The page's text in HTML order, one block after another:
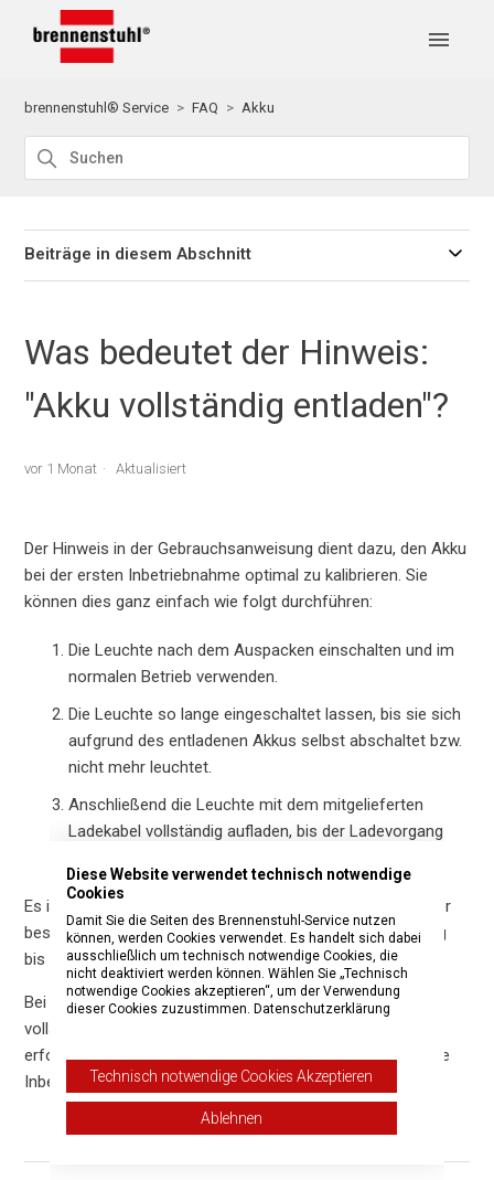
brennenstuhl® Service FAQ Akku
Beiträge in diesem Abschnitt
Was bedeutet der Hinweis:
"Akku vollständig entladen"?
vor 1 Monat Aktualisiert
Der Hinweis in der Gebrauchsanweisung dient dazu, den Akku
bei der ersten Inbetriebnahme optimal zu kalibrieren. Sie
können dies ganz einfach wie folgt durchführen:
Die Leuchte nach dem Auspacken einschalten und im
normalen Betrieb verwenden.
Die Leuchte so lange eingeschaltet lassen, bis sie sich
aufgrund des entladenen Akkus selbst abschaltet bzw.
nicht mehr leuchtet.
Anschließend die Leuchte mit dem mitgelieferten
Ladekabel vollständig aufladen, bis der Ladevorgang
Es ist nicht notwendig, den Akku künstlich zu entladen oder
besondere Maßnahmen zu ergreifen. Die normale Nutzung
bis zur vollständigen Entladung reicht aus.
Bei modernen Lithium-Ionen-Akkus ist ein regelmäßiges
vollständiges Entladen im späteren Betrieb übrigens nicht
erforderlich. Der Hinweis bezieht sich lediglich auf die erste
Inbetriebnahme.
Diese Website verwendet technisch notwendige
Cookies
Damit Sie die Seiten des Brennenstuhl-Service nutzen
können, werden Cookies verwendet. Es handelt sich dabei
ausschließlich um technisch notwendige Cookies, die
nicht deaktiviert werden können. Wählen Sie „Technisch
notwendige Cookies akzeptieren“, um der Verwendung
dieser Cookies zuzustimmen. Datenschutzerklärung
Technisch notwendige Cookies Akzeptieren
Ablehnen